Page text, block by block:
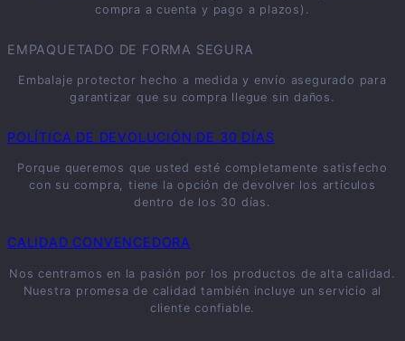
compra a cuenta y pago a plazos).
EMPAQUETADO DE FORMA SEGURA
Embalaje protector hecho a medida y envío asegurado para
garantizar que su compra llegue sin daños.
POLÍTICA DE DEVOLUCIÓN DE 30 DÍAS
Porque queremos que usted esté completamente satisfecho
con su compra, tiene la opción de devolver los artículos
dentro de los 30 días.
CALIDAD CONVENCEDORA
Nos centramos en la pasión por los productos de alta calidad.
Nuestra promesa de calidad también incluye un servicio al
cliente confiable.